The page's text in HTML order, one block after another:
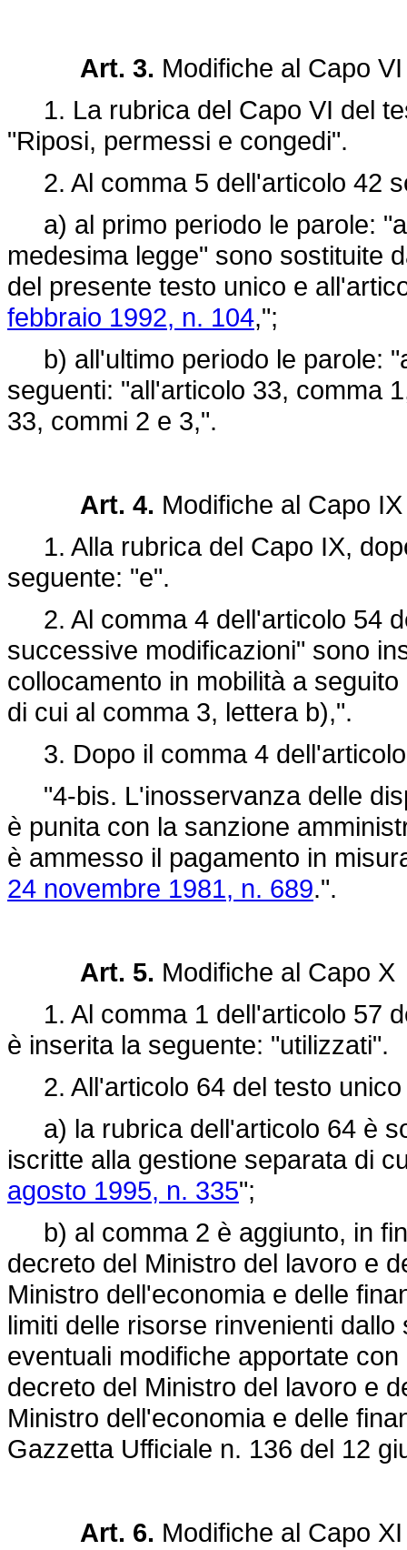
Art. 3. Modifiche al Capo VI
1. La rubrica del Capo VI del
"Riposi, permessi e congedi".
2. Al comma 5 dell'articolo 42
a) al primo periodo le parole:
medesima legge" sono sostituite
del presente testo unico e
febbraio 1992, n. 104,";
b) all'ultimo periodo le parole:
seguenti: "all'articolo 33, comma
33, commi 2 e 3,".
Art. 4. Modifiche al Capo IX
1. Alla rubrica del Capo IX,
seguente: "e".
2. Al comma 4 dell'articolo 54
successive modificazioni" sono
collocamento in mobilità a
di cui al comma 3, lettera b),".
3. Dopo il comma 4
"4-bis. L'inosservanza delle
è punita con la sanzione
è ammesso il pagamento in
24 novembre 1981, n. 689.".
Art. 5. Modifiche al Capo X
1. Al comma 1 dell'articolo 57
è inserita la seguente: "utilizzati".
2. All'articolo 64 del testo unico
a) la rubrica dell'articolo 64 è
iscritte alla gestione separata di
agosto 1995, n. 335";
b) al comma 2 è aggiunto, in
decreto del Ministro del lavoro e
Ministro dell'economia e delle
limiti delle risorse rinvenienti
eventuali modifiche apportate
decreto del Ministro del lavoro e
Ministro dell'economia e delle
Gazzetta Ufficiale n. 136 del 12
Art. 6. Modifiche al Capo XI